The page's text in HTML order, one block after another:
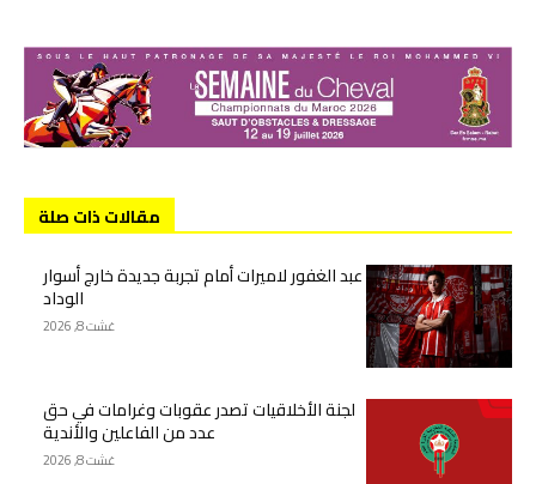
مقالات ذات صلة
عبد الغفور لاميرات أمام تجربة جديدة خارج أسوار
الوداد
غشت 8, 2026
لجنة الأخلاقيات تصدر عقوبات وغرامات في حق
عدد من الفاعلين والأندية
غشت 8, 2026